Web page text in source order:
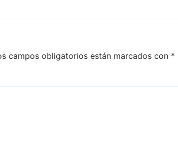
campos obligatorios están marcados con *